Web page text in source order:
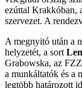
ezúttal Krakkóban,
szervezet. A
A megnyitó után a
helyzetét, a sort
Grabowska, az
a munkáltatók és a
legtöbb határozott